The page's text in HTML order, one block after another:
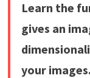
Learn the
gives an
your images.